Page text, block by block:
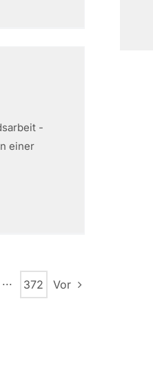
-
einer
··· 372 Vor